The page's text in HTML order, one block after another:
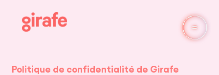
Politique de confidentialité de Girafe